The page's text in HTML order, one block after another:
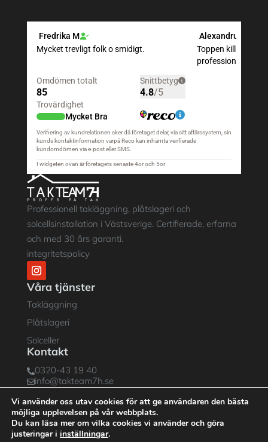
Professionell takläggning, plåtslageri och
solcellsinstallation i Västsverige. Certifierade, erfarna
och med 30 års garanti.
integritetspolicy
Våra tjänster
Takläggning
Plåtslageri
Solceller
Kontakt
0320-43 19 40
info@takteam7h.se
Boråsvägen 37D, Kinna
© 2026 Tak Team 7H AB. Alla rättigheter förbehållna.
Org.nr: 559180-5345 | F-skatt registrerad
Vi använder oss utav cookies för att ge användaren den bästa
möjliga upplevelsen på vår webbplats.
Du kan läsa mer om vilka cookies vi använder och göra
justeringar i inställningar.